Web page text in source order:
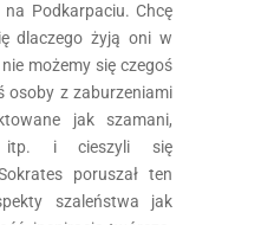
Podkarpaciu. Chcę
dlaczego żyją oni w
możemy się czegoś
osoby z zaburzeniami
jak szamani,
itp. i cieszyli się
poruszał ten
szaleństwa jak